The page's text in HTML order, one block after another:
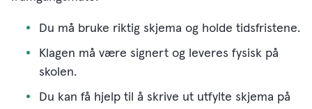
Du må bruke riktig skjema og holde tidsfristene.
Klagen må være signert og leveres fysisk på
skolen.
Du kan få hjelp til å skrive ut utfylte skjema på